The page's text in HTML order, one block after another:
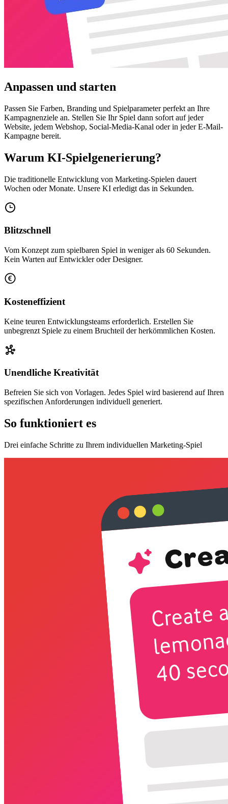
Anpassen und starten
Passen Sie Farben, Branding und Spielparameter perfekt an Ihre
Kampagnenziele an. Stellen Sie Ihr Spiel dann sofort auf jeder
Website, jedem Webshop, Social-Media-Kanal oder in jeder E-Mail-
Kampagne bereit.
Warum KI-Spielgenerierung?
Die traditionelle Entwicklung von Marketing-Spielen dauert
Wochen oder Monate. Unsere KI erledigt das in Sekunden.
Blitzschnell
Vom Konzept zum spielbaren Spiel in weniger als 60 Sekunden.
Kein Warten auf Entwickler oder Designer.
Kosteneffizient
Keine teuren Entwicklungsteams erforderlich. Erstellen Sie
unbegrenzt Spiele zu einem Bruchteil der herkömmlichen Kosten.
Unendliche Kreativität
Befreien Sie sich von Vorlagen. Jedes Spiel wird basierend auf Ihren
spezifischen Anforderungen individuell generiert.
So funktioniert es
Drei einfache Schritte zu Ihrem individuellen Marketing-Spiel